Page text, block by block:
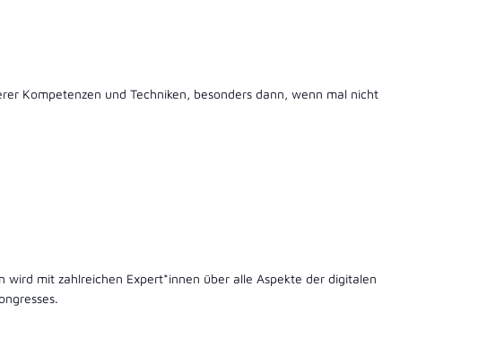
Kompetenzen und Techniken, besonders dann, wenn mal nicht
wird mit zahlreichen Expert*innen über alle Aspekte der digitalen